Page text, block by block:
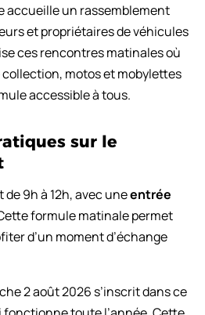
accueille un rassemblement
et propriétaires de véhicules
ces rencontres matinales où
motos et mobylettes
accessible à tous.
sur le
9h à 12h, avec uneentrée
formule matinale permet
d’un moment d’échange
2 août 2026 s’inscrit dans ce